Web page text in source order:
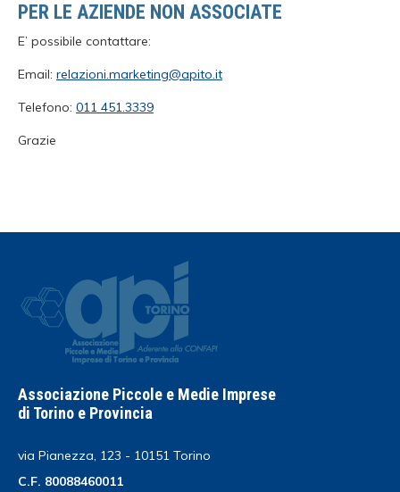
PER LE AZIENDE NON ASSOCIATE
E’ possibile contattare:
Email: relazioni.marketing@apito.it
Telefono: 011 451.3339
Grazie
Associazione Piccole e Medie Imprese
di Torino e Provincia
via Pianezza, 123 - 10151 Torino
C.F. 80088460011